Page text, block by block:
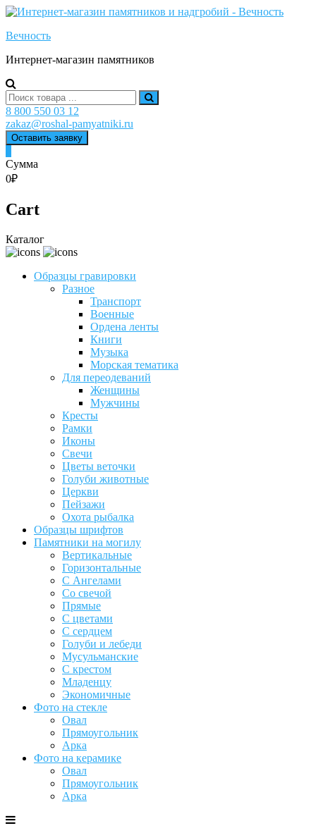
Skip
content
Вечность
Интернет-магазин памятников
Search
for:
8 800 550 03 12
zakaz@roshal-pamyatniki.ru
Оставить заявку
Сумма
0₽
Cart
Каталог
Образцы гравировки
Разное
Транспорт
Военные
Ордена ленты
Книги
Музыка
Морская тематика
Для переодеваний
Женщины
Мужчины
Кресты
Рамки
Иконы
Свечи
Цветы веточки
Голуби животные
Церкви
Пейзажи
Охота рыбалка
Образцы шрифтов
Памятники на могилу
Вертикальные
Горизонтальные
С Ангелами
Со свечой
Прямые
С цветами
С сердцем
Голуби и лебеди
Мусульманские
С крестом
Младенцу
Экономичные
Фото на стекле
Овал
Прямоугольник
Арка
Фото на керамике
Овал
Прямоугольник
Арка